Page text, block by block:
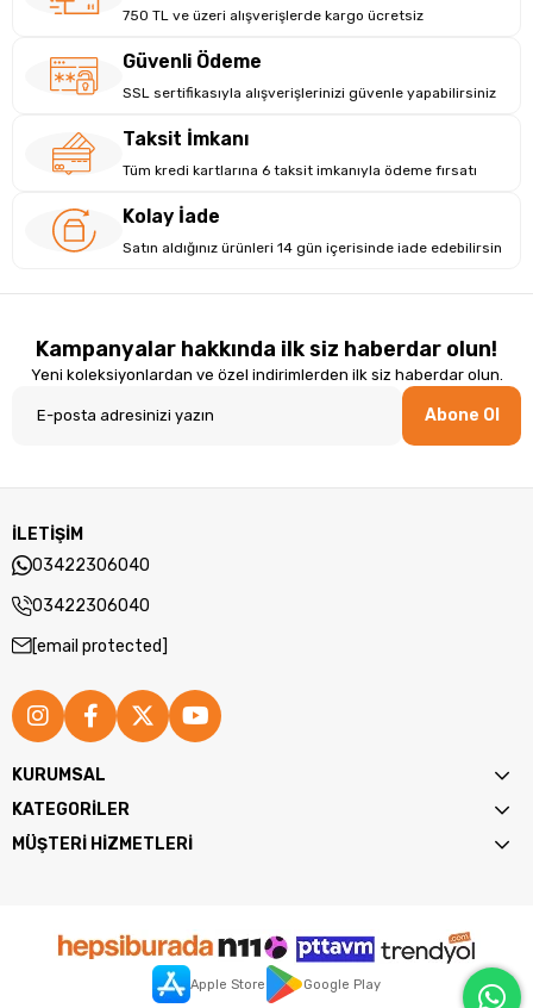
750 TL ve üzeri alışverişlerde kargo ücretsiz
Güvenli Ödeme
SSL sertifikasıyla alışverişlerinizi güvenle yapabilirsiniz
Taksit İmkanı
Tüm kredi kartlarına 6 taksit imkanıyla ödeme fırsatı
Kolay İade
Satın aldığınız ürünleri 14 gün içerisinde iade edebilirsin
Kampanyalar hakkında ilk siz haberdar olun!
Yeni koleksiyonlardan ve özel indirimlerden ilk siz haberdar olun.
Abone Ol
İLETİŞİM
03422306040
03422306040
[email protected]
KURUMSAL
KATEGORİLER
MÜŞTERİ HİZMETLERİ
Apple Store Google Play